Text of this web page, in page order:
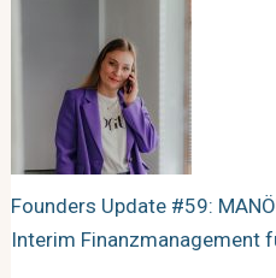
Founders Update #59:
Interim Finanzmanagement